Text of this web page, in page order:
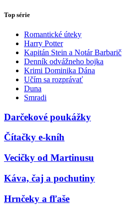
Top série
Romantické úteky
Harry Potter
Kapitán Stein a Notár Barbarič
Denník odvážneho bojka
Krimi Dominika Dána
Učím sa rozprávať
Duna
Smradi
Darčekové poukážky
Čítačky e-kníh
Vecičky od Martinusu
Káva, čaj a pochutiny
Hrnčeky a fľaše